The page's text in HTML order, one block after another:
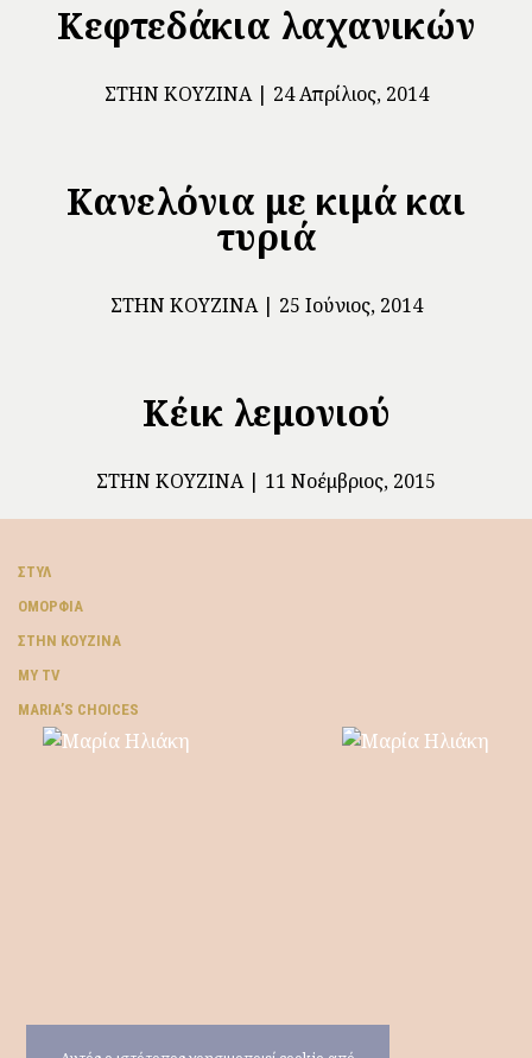
Κεφτεδάκια λαχανικών
ΣΤΗΝ ΚΟΥΖΊΝΑ 24 Απρίλιος, 2014
Κανελόνια με κιμά και
τυριά
ΣΤΗΝ ΚΟΥΖΊΝΑ 25 Ιούνιος, 2014
Κέικ λεμονιού
ΣΤΗΝ ΚΟΥΖΊΝΑ 11 Νοέμβριος, 2015
ΣΤΥΛ
ΟΜΟΡΦΙΆ
ΣΤΗΝ ΚΟΥΖΊΝΑ
MY TV
ΜARIA’S CHOICES